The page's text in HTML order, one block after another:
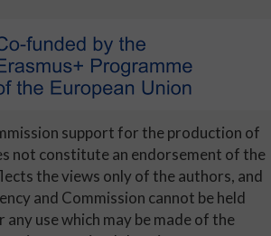
support for the production of
not constitute an endorsement of the
the views only of the authors, and
and Commission cannot be held
any use which may be made of the